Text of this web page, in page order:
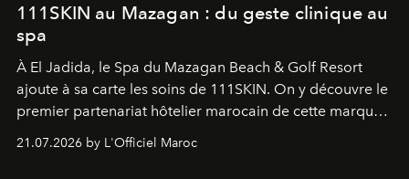
111SKIN au Mazagan : du geste clinique au
spa
À El Jadida, le Spa du Mazagan Beach & Golf Resort
ajoute à sa carte les soins de 111SKIN. On y découvre le
premier partenariat hôtelier marocain de cette marque
londonien et construite depuis autour d'un actif breveté,
21.07.2026 by L'Officiel Maroc